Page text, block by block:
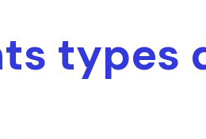
types